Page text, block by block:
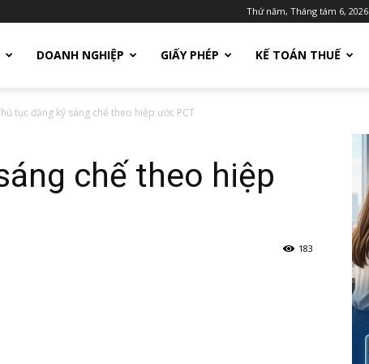
Thứ năm, Tháng tám 6, 2026
DOANH NGHIỆP GIẤY PHÉP KẾ TOÁN THUẾ
tục đăng ký sáng chế theo hiệp ước PCT
chế theo hiệp
183